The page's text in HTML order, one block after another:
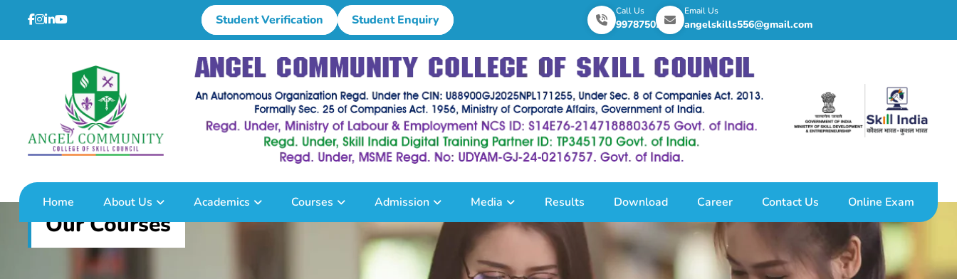
Student Verification Student Enquiry
Call Us
9978750255
Email Us
angelskills556@gmail.com
Home About Us Academics Courses Admission Media Results Download Career Contact Us Online Exam
Our Courses